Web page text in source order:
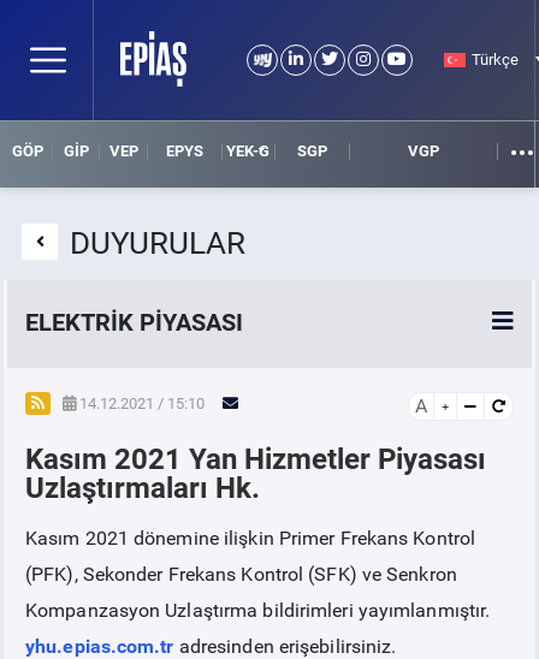
Türkçe
GÖP GİP VEP EPYS YEK-G SGP VGP
DUYURULAR
ELEKTRİK PİYASASI
SPOT ELEKTRİK PİYASALARI
ÖRNEK FİNANS BELGELERİ
VADELİ ELEKTRİK PİYASASI
PİYASAKAYIT SÜRECİ
14.12.2021 / 15:10 A
Kasım 2021 Yan Hizmetler Piyasası
Uzlaştırmaları Hk.
Kasım 2021 dönemine ilişkin Primer Frekans Kontrol
(PFK), Sekonder Frekans Kontrol (SFK) ve Senkron
Kompanzasyon Uzlaştırma bildirimleri yayımlanmıştır.
yhu.epias.com.tr adresinden erişebilirsiniz.